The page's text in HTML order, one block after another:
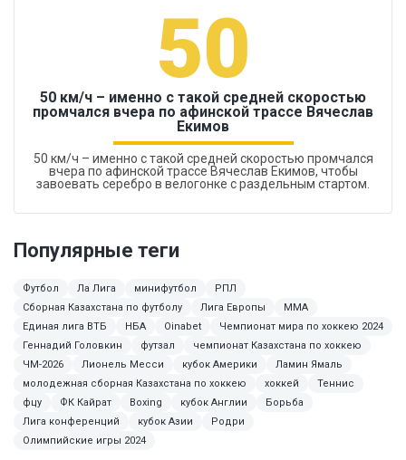
50
50 км/ч – именно с такой средней скоростью
промчался вчера по афинской трассе Вячеслав
Екимов
50 км/ч – именно с такой средней скоростью промчался
вчера по афинской трассе Вячеслав Екимов, чтобы
завоевать серебро в велогонке с раздельным стартом.
Популярные теги
Футбол Ла Лига минифутбол
РПЛ
Сборная Казахстана по футболу
Лига Европы
ММА
Единая лига ВТБ
НБА Oinabet
Чемпионат мира по хоккею 2024
Геннадий Головкин
футзал
чемпионат Казахстана по хоккею
ЧМ-2026
Лионель Месси кубок Америки
Ламин Ямаль
молодежная сборная Казахстана по хоккею
хоккей
Теннис
фцу
ФК Кайрат Boxing кубок Англии
Борьба
Лига конференций
кубок Азии
Родри
Олимпийские игры 2024